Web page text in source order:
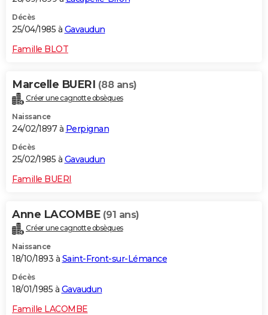
Décès
25/04/1985 à Gavaudun
Famille BLOT
Marcelle BUERI (88 ans)
Créer une cagnotte obsèques
Naissance
24/02/1897 à Perpignan
Décès
25/02/1985 à Gavaudun
Famille BUERI
Anne LACOMBE (91 ans)
Créer une cagnotte obsèques
Naissance
18/10/1893 à Saint-Front-sur-Lémance
Décès
18/01/1985 à Gavaudun
Famille LACOMBE